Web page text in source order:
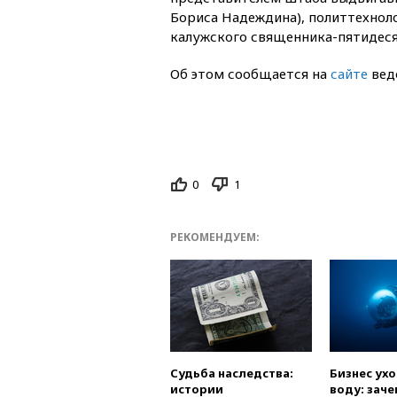
Бориса Надеждина),
калужского священника-
Об этом сообщается на сайте
0 1
РЕКОМЕНДУЕМ:
Судьба наследства:
истории
Бизнес
воду: